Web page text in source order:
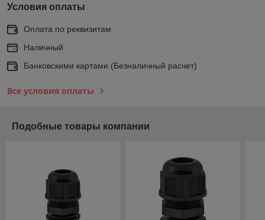
Условия оплаты
Оплата по реквизитам
Наличный
Банковскими картами (Безналичный расчет)
Все условия оплаты
Подобные товары компании